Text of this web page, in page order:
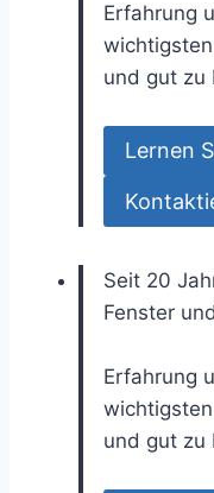
Erfahrung
und gut zu
Lernen
Seit 20
Fenster
Erfahrung
und gut zu